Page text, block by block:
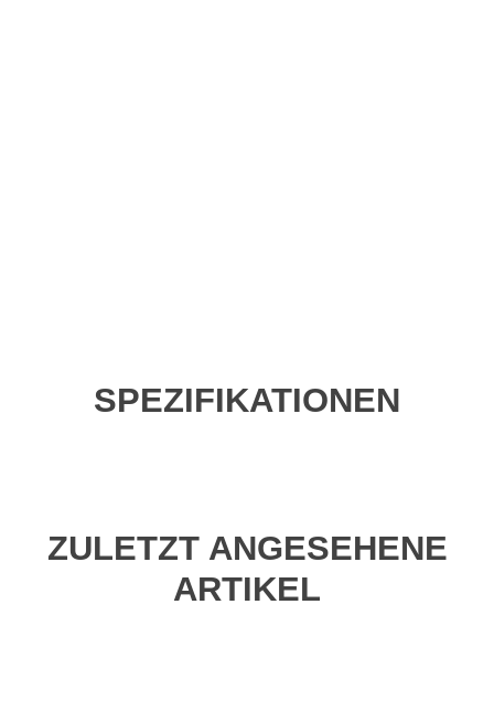
SPEZIFIKATIONEN
ZULETZT ANGESEHENE
ARTIKEL